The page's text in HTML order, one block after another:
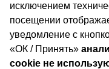
исключением
посещении
уведомление с
«ОК / Принять»
cookie не